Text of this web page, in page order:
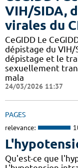
VIH/SIDA,
virales du
CeGIDD Le
dépistage du VIH/
dépistage et le
sexuellement
mala
24/03/2026 11:37
PAGES
relevance:
Qu'est-ce que